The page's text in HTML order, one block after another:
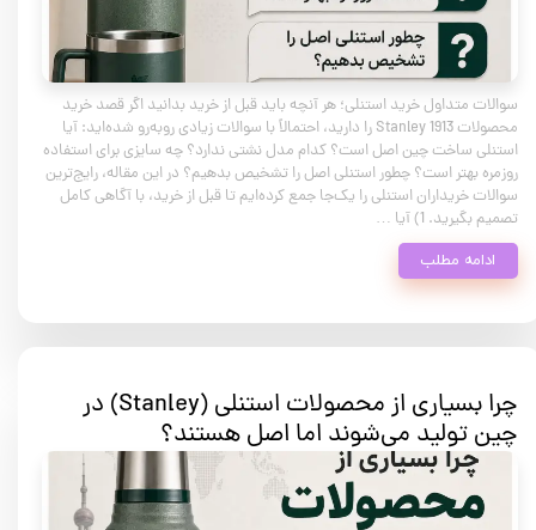
سوالات متداول خرید استنلی؛ هر آنچه باید قبل از خرید بدانید اگر قصد خرید
محصولات Stanley 1913 را دارید، احتمالاً با سوالات زیادی روبه‌رو شده‌اید: آیا
استنلی ساخت چین اصل است؟ کدام مدل نشتی ندارد؟ چه سایزی برای استفاده
روزمره بهتر است؟ چطور استنلی اصل را تشخیص بدهیم؟ در این مقاله، رایج‌ترین
سوالات خریداران استنلی را یک‌جا جمع کرده‌ایم تا قبل از خرید، با آگاهی کامل
تصمیم بگیرید. 1) آیا …
ادامه مطلب
چرا بسیاری از محصولات استنلی (Stanley) در
چین تولید می‌شوند اما اصل هستند؟